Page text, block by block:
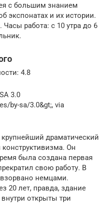
с большим знанием
экспонатах и их истории.
работа: с 10 утра до 6
4.8
3.0
by-sa/3.0&gt;, via
драматический
Он
была создана первая
свою работу. В
немцами.
20 лет, правда, здание
открыты три